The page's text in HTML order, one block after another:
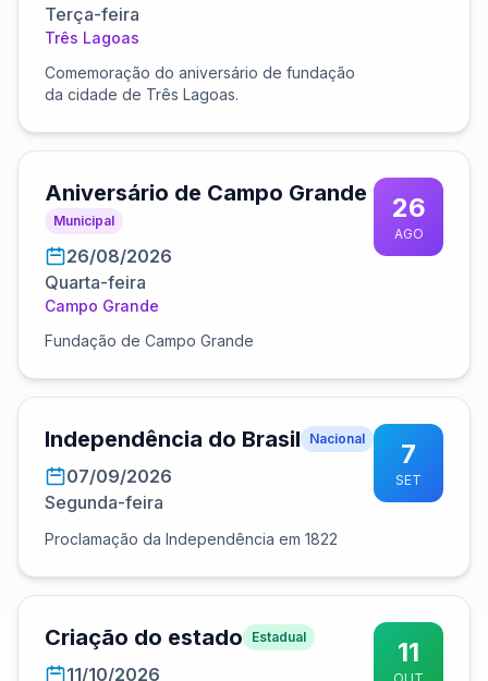
Terça-feira
Três Lagoas
Comemoração do aniversário de fundação
da cidade de Três Lagoas.
Aniversário de Campo Grande
Municipal
26/08/2026
Quarta-feira
Campo Grande
Fundação de Campo Grande
26
AGO
Independência do Brasil Nacional
07/09/2026
Segunda-feira
Proclamação da Independência em 1822
7
SET
Criação do estado Estadual
11/10/2026
11